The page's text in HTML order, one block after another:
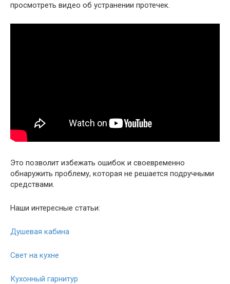
просмотреть видео об устранении протечек.
Это позволит избежать ошибок и своевременно
обнаружить проблему, которая не решается подручными
средствами.
Наши интересные статьи:
Душевая кабина
Свет на кухне
Кухонный гарнитур